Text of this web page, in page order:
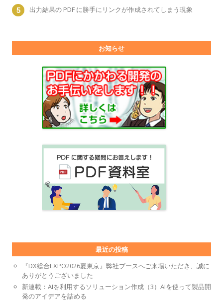
出力結果の PDF に勝手にリンクが作成されてしまう現象
お知らせ
最近の投稿
『DX総合EXPO2026夏東京』弊社ブースへご来場いただき、誠に
ありがとうございました
新連載：AIを利用するソリューション作成（3）AIを使って製品開
発のアイデアを詰める